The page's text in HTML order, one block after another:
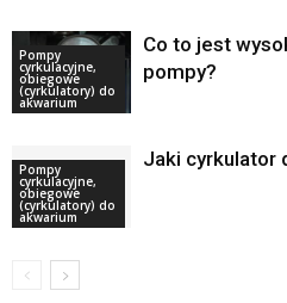
Pompy
cyrkulacyjne,
obiegowe
(cyrkulatory) do
akwarium
Co to jest
pompy?
Pompy
cyrkulacyjne,
obiegowe
(cyrkulatory) do
akwarium
Jaki cyrkulator